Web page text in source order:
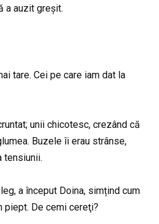
a auzit greșit.
tare. Cei pe care iam dat la
unii chicotesc, crezând că
Buzele îi erau strânse,
tensiunii.
a început Doina, simțind cum
piept. De cemi cereţi?